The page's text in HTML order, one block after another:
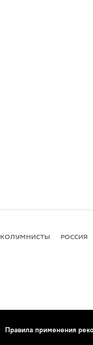
КОЛУМНИСТЫ РОССИЯ
Правила применения